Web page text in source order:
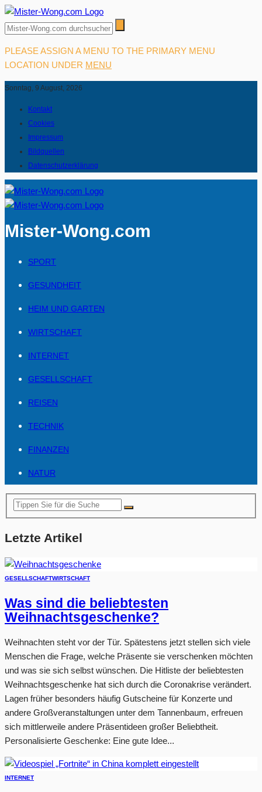
PLEASE ASSIGN A MENU TO THE PRIMARY MENU
LOCATION UNDER MENU
Sonntag, 9 August, 2026
Kontakt
Cookies
Impressum
Bildquellen
Datenschutzerklärung
Mister-Wong.com
SPORT
GESUNDHEIT
HEIM UND GARTEN
WIRTSCHAFT
INTERNET
GESELLSCHAFT
REISEN
TECHNIK
FINANZEN
NATUR
Letzte Artikel
GESELLSCHAFTWIRTSCHAFT
Was sind die beliebtesten
Weihnachtsgeschenke?
Weihnachten steht vor der Tür. Spätestens jetzt stellen sich viele
Menschen die Frage, welche Präsente sie verschenken möchten
und was sie sich selbst wünschen. Die Hitliste der beliebtesten
Weihnachtsgeschenke hat sich durch die Coronakrise verändert.
Lagen früher besonders häufig Gutscheine für Konzerte und
andere Großveranstaltungen unter dem Tannenbaum, erfreuen
sich mittlerweile andere Präsentideen großer Beliebtheit.
Personalisierte Geschenke: Eine gute Idee...
INTERNET